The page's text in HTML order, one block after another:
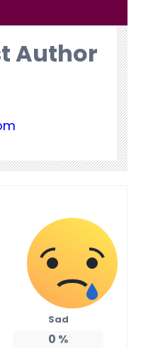
Author
Sad
0 %